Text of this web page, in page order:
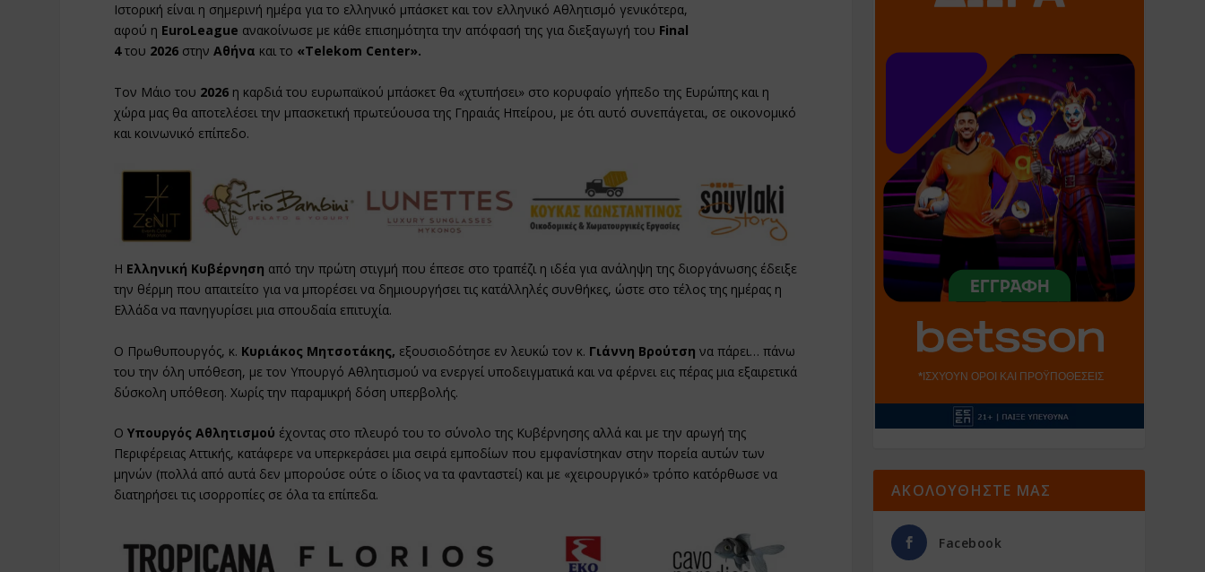
Ιστορική είναι η σημερινή ημέρα για το ελληνικό μπάσκετ και τον ελληνικό Αθλητισμό γενικότερα,
αφού η EuroLeague ανακοίνωσε με κάθε επισημότητα την απόφασή της για διεξαγωγή του Final
4του 2026 στηνΑθήνα και το «Telekom Center».
Τον Μάιο του 2026 η καρδιά του ευρωπαϊκού μπάσκετ θα «χτυπήσει» στο κορυφαίο γήπεδο της Ευρώπης και η
χώρα μας θα αποτελέσει την μπασκετική πρωτεύουσα της Γηραιάς Ηπείρου, με ότι αυτό συνεπάγεται, σε οικονομικό
και κοινωνικό επίπεδο.
Η Ελληνική Κυβέρνηση από την πρώτη στιγμή που έπεσε στο τραπέζι η ιδέα για ανάληψη της διοργάνωσης έδειξε
την θέρμη που απαιτείτο για να μπορέσει να δημιουργήσει τις κατάλληλές συνθήκες, ώστε στο τέλος της ημέρας η
Ελλάδα να πανηγυρίσει μια σπουδαία επιτυχία.
Ο Πρωθυπουργός, κ. Κυριάκος Μητσοτάκης, εξουσιοδότησε εν λευκώ τον κ. Γιάννη Βρούτση να πάρει… πάνω
του την όλη υπόθεση, με τον Υπουργό Αθλητισμού να ενεργεί υποδειγματικά και να φέρνει εις πέρας μια εξαιρετικά
δύσκολη υπόθεση. Χωρίς την παραμικρή δόση υπερβολής.
ΟΥπουργός Αθλητισμού έχοντας στο πλευρό του το σύνολο της Κυβέρνησης αλλά και με την αρωγή της
Περιφέρειας Αττικής, κατάφερε να υπερκεράσει μια σειρά εμποδίων που εμφανίστηκαν στην πορεία αυτών των
μηνών (πολλά από αυτά δεν μπορούσε ούτε ο ίδιος να τα φανταστεί) και με «χειρουργικό» τρόπο κατόρθωσε να
διατηρήσει τις ισορροπίες σε όλα τα επίπεδα.
ΑΚΟΛΟΥΘΗΣΤΕ ΜΑΣ
Facebook